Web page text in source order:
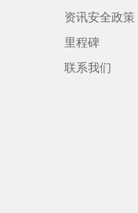
资讯安全政策
里程碑
联系我们